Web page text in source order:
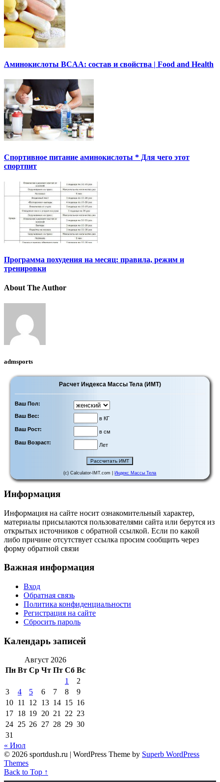
Аминокислоты BCAA: состав и свойства | Food and Health
Спортивное питание аминокислоты * Для чего этот
спортпит
Программа похудения на месяц: правила, режим и
тренировки
About The Author
admsports
Расчет Индекса Массы Тела (ИМТ)
Ваш Пол:
Ваш Вес:
в КГ
Ваш Рост:
в см
Ваш Возраст:
Лет
(c) Calculator-IMT.com | Индекс Массы Тела
Информация
Информация на сайте носит ознакомительный характер,
материалы присылаются пользователями сайта или берутся из
открытых источников с обратной ссылкой. Если по какой
либо причине отсутствует ссылка просим сообщить через
форму обратной связи
Важная информация
Вход
Обратная связь
Политика конфиденциальности
Регистрация на сайте
Сбросить пароль
Календарь записей
Август 2026
Пн Вт Ср Чт Пт Сб Вс
1
2
3
4 5 6 7 8
9
10 11 12 13 14 15 16
17 18 19 20 21 22 23
24 25 26 27 28 29 30
31
« Июл
© 2026 sportdush.ru
| WordPress Theme by Superb WordPress
Themes
Back to Top ↑